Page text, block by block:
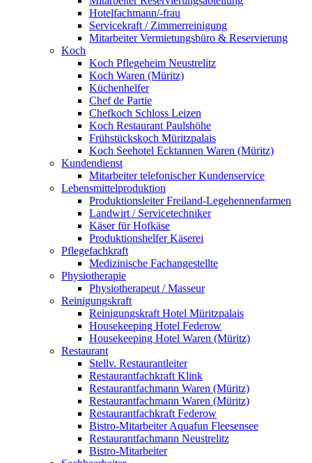
Hotelfachmann/-frau
Servicekraft / Zimmerreinigung
Mitarbeiter Vermietungsbüro & Reservierung
Koch
Koch Pflegeheim Neustrelitz
Koch Waren (Müritz)
Küchenhelfer
Chef de Partie
Chefkoch Schloss Leizen
Koch Restaurant Paulshöhe
Frühstückskoch Müritzpalais
Koch Seehotel Ecktannen Waren (Müritz)
Kundendienst
Mitarbeiter telefonischer Kundenservice
Lebensmittelproduktion
Produktionsleiter Freiland-Legehennenfarmen
Landwirt / Servicetechniker
Käser für Hofkäse
Produktionshelfer Käserei
Pflegefachkraft
Medizinische Fachangestellte
Physiotherapie
Physiotherapeut / Masseur
Reinigungskraft
Reinigungskraft Hotel Müritzpalais
Housekeeping Hotel Federow
Housekeeping Hotel Waren (Müritz)
Restaurant
Stellv. Restaurantleiter
Restaurantfachkraft Klink
Restaurantfachmann Waren (Müritz)
Restaurantfachmann Waren (Müritz)
Restaurantfachkraft Federow
Bistro-Mitarbeiter Aquafun Fleesensee
Restaurantfachmann Neustrelitz
Bistro-Mitarbeiter